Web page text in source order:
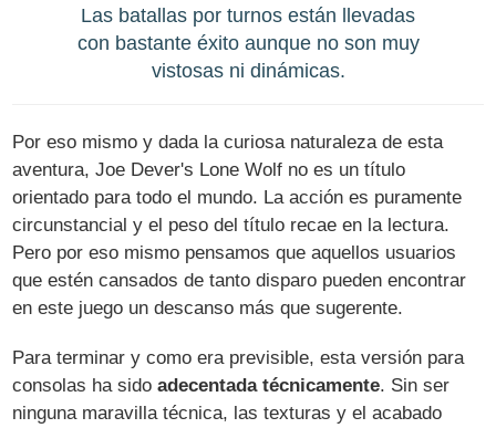
Las batallas por turnos están llevadas
con bastante éxito aunque no son muy
vistosas ni dinámicas.
Por eso mismo y dada la curiosa naturaleza de esta
aventura, Joe Dever's Lone Wolf no es un título
orientado para todo el mundo. La acción es puramente
circunstancial y el peso del título recae en la lectura.
Pero por eso mismo pensamos que aquellos usuarios
que estén cansados de tanto disparo pueden encontrar
en este juego un descanso más que sugerente.
Para terminar y como era previsible, esta versión para
consolas ha sidoadecentada técnicamente. Sin ser
ninguna maravilla técnica, las texturas y el acabado